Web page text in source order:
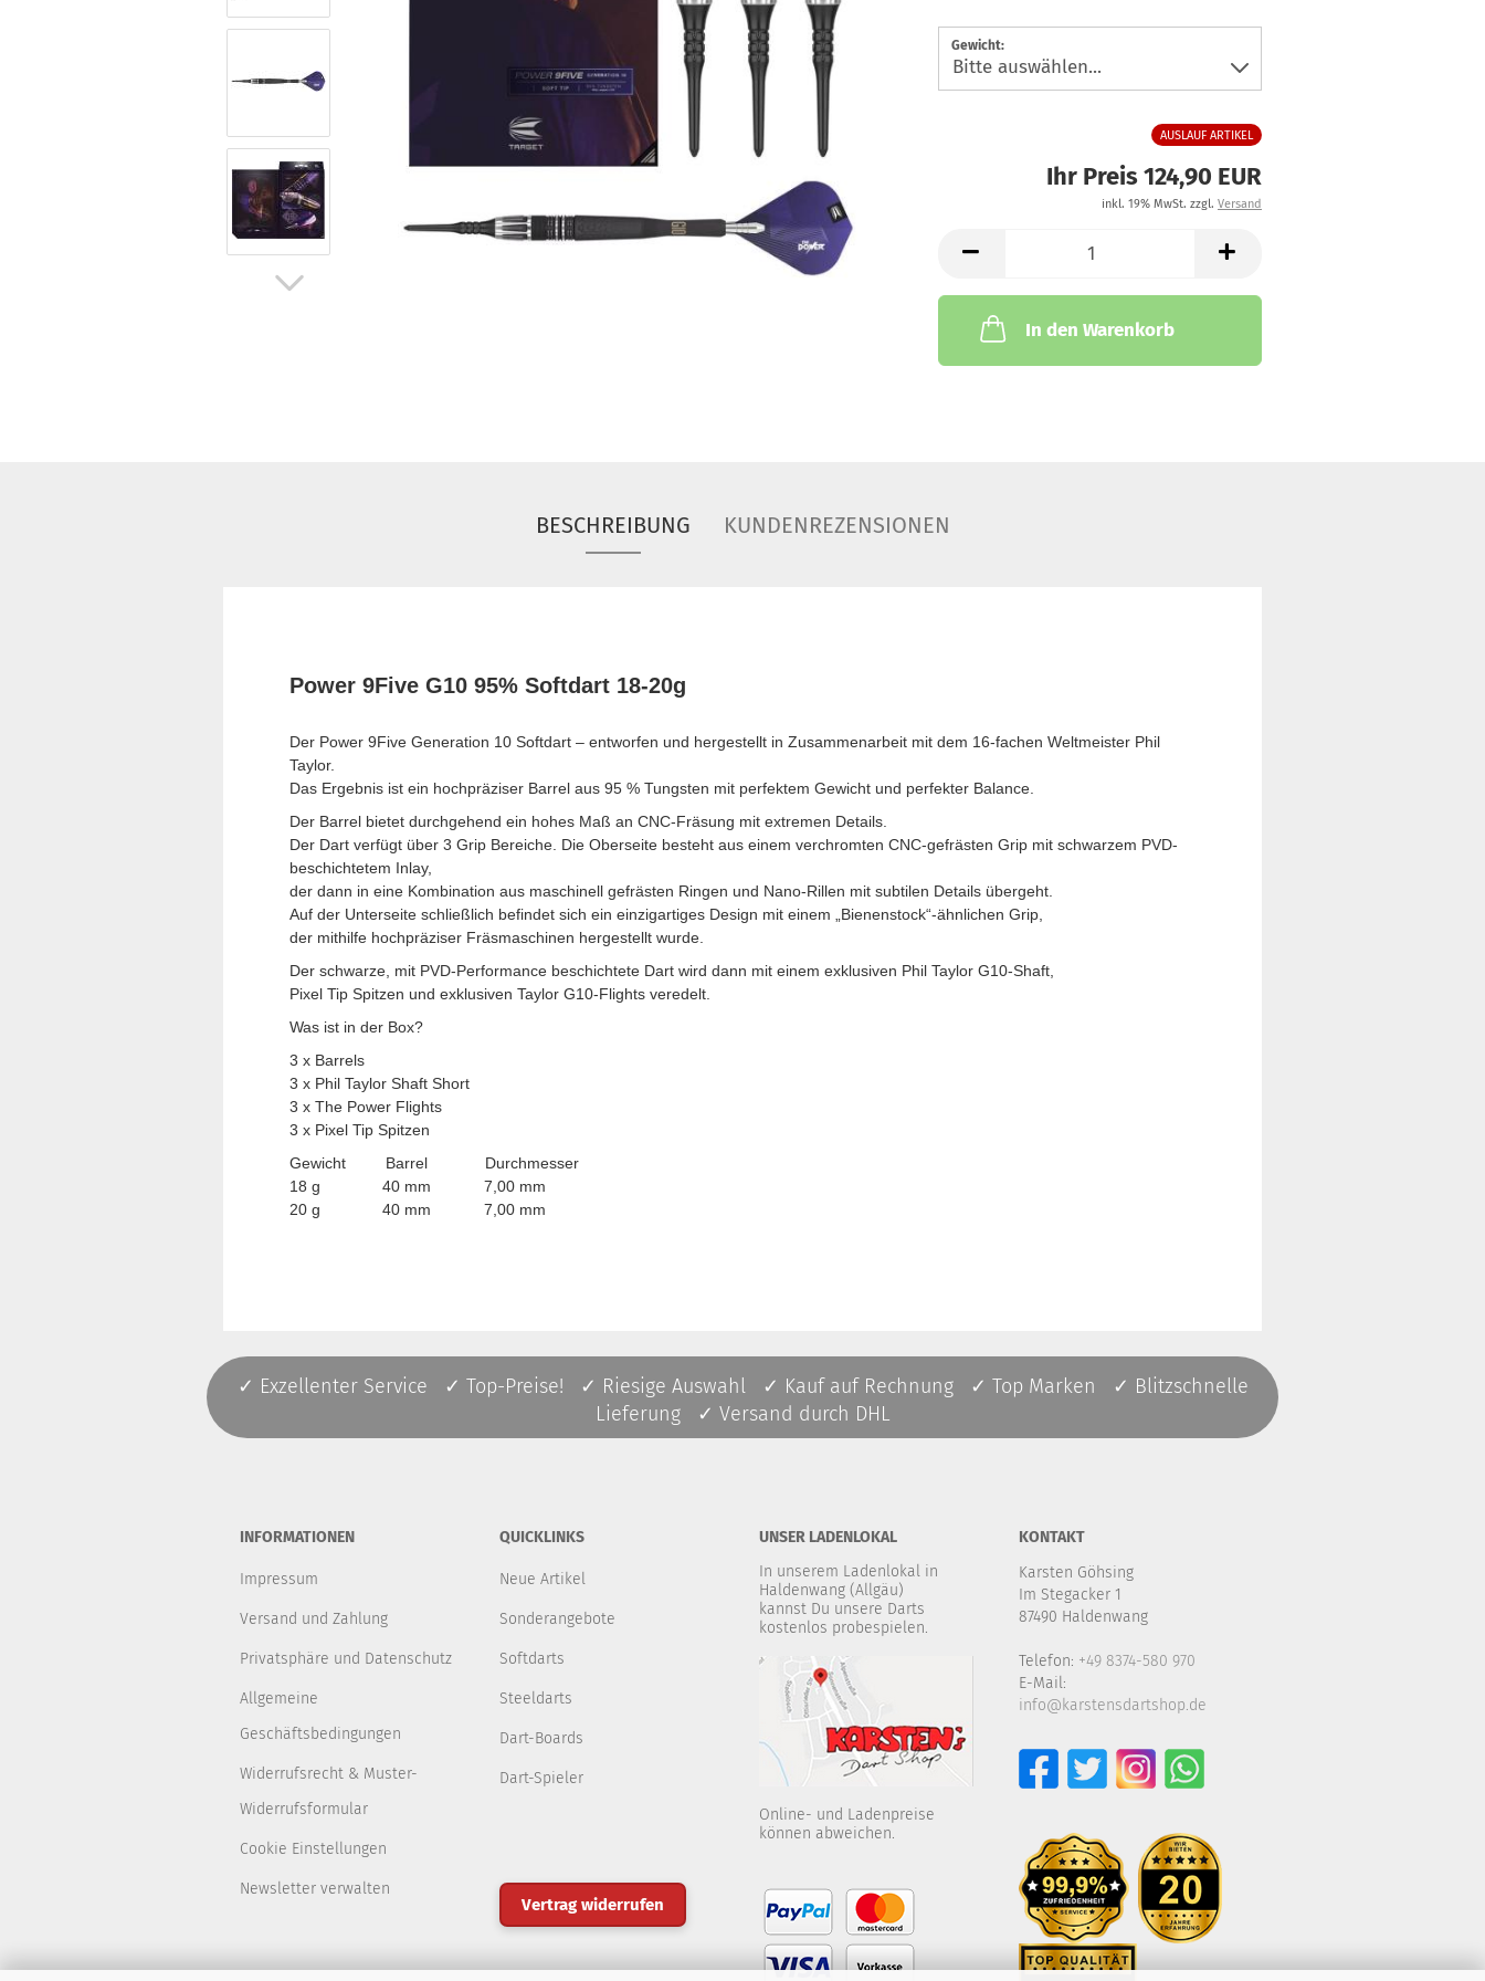
Gewicht:
AUSLAUF ARTIKEL
Ihr Preis 124,90 EUR
inkl. 19% MwSt. zzgl. Versand
In den Warenkorb
BESCHREIBUNG KUNDENREZENSIONEN
Power 9Five G10 95% Softdart 18-20g
Der Power 9Five Generation 10 Softdart – entworfen und hergestellt in Zusammenarbeit mit dem 16-fachen Weltmeister Phil
Taylor.
Das Ergebnis ist ein hochpräziser Barrel aus 95 % Tungsten mit perfektem Gewicht und perfekter Balance.
Der Barrel bietet durchgehend ein hohes Maß an CNC-Fräsung mit extremen Details.
Der Dart verfügt über 3 Grip Bereiche. Die Oberseite besteht aus einem verchromten CNC-gefrästen Grip mit schwarzem PVD-
beschichtetem Inlay,
der dann in eine Kombination aus maschinell gefrästen Ringen und Nano-Rillen mit subtilen Details übergeht.
Auf der Unterseite schließlich befindet sich ein einzigartiges Design mit einem „Bienenstock“-ähnlichen Grip,
der mithilfe hochpräziser Fräsmaschinen hergestellt wurde.
Der schwarze, mit PVD-Performance beschichtete Dart wird dann mit einem exklusiven Phil Taylor G10-Shaft,
Pixel Tip Spitzen und exklusiven Taylor G10-Flights veredelt.
Was ist in der Box?
3 x Barrels
3 x Phil Taylor Shaft Short
3 x The Power Flights
3 x Pixel Tip Spitzen
Gewicht Barrel Durchmesser
18 g 40 mm 7,00 mm
20 g 40 mm 7,00 mm
✓ Exzellenter Service ✓ Top-Preise! ✓ Riesige Auswahl ✓ Kauf auf Rechnung ✓ Top Marken ✓ Blitzschnelle
Lieferung ✓ Versand durch DHL
INFORMATIONEN
Impressum
Versand und Zahlung
Privatsphäre und Datenschutz
Allgemeine
Geschäftsbedingungen
Widerrufsrecht & Muster-
Widerrufsformular
Cookie Einstellungen
Newsletter verwalten
QUICKLINKS
Neue Artikel
Sonderangebote
Softdarts
Steeldarts
Dart-Boards
Dart-Spieler
Vertrag widerrufen
UNSER LADENLOKAL
In unserem Ladenlokal in
Haldenwang (Allgäu)
kannst Du unsere Darts
kostenlos probespielen.
Online- und Ladenpreise
können abweichen.
KONTAKT
Karsten Göhsing
Im Stegacker 1
87490 Haldenwang
Telefon: +49 8374-580 970
E-Mail:
info@karstensdartshop.de